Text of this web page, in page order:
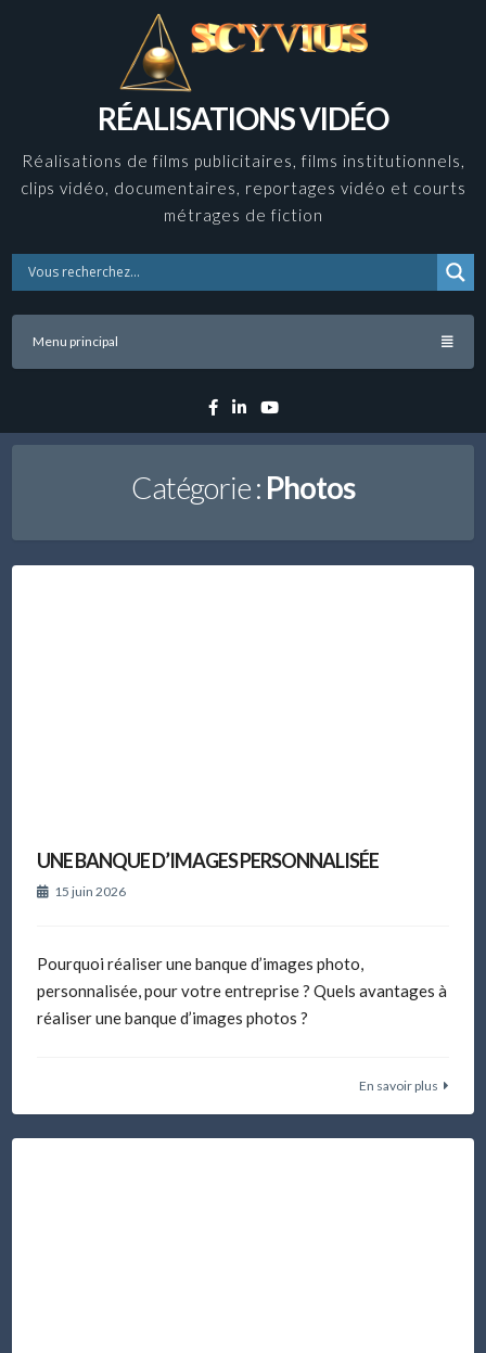
RÉALISATIONS VIDÉO
Réalisations de films publicitaires, films institutionnels,
clips vidéo, documentaires, reportages vidéo et courts
métrages de fiction
Menu principal
Facebook
LinkedinYouTube
Catégorie : Photos
UNE BANQUE D’IMAGES PERSONNALISÉE
15 juin 2026
Pourquoi réaliser une banque d’images photo,
personnalisée, pour votre entreprise ? Quels avantages à
réaliser une banque d’images photos ?
En savoir plus